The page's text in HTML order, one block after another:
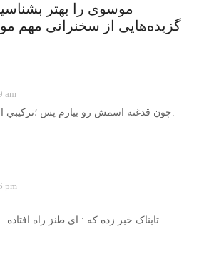
گزیده‌هایی از سخنرانی مهم
am
چون قدغنه اسمش رو بيارم پس ؛تركيبي از زرد و آبي؛ باشيد.
pm
تابناک خبر زده که : ای طنز راه